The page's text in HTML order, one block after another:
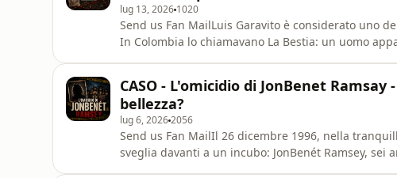
lug 13, 2026 1020
Send us Fan MailLuis Garavito è considerato uno
In Colombia lo chiamavano La Bestia: un uomo
CASO - L'omicidio di JonBenet
bellezza?
lug 6, 20262056
Send us Fan MailIl 26 dicembre 1996, nella
sveglia davanti a un incubo: JonBenét Ramsey,